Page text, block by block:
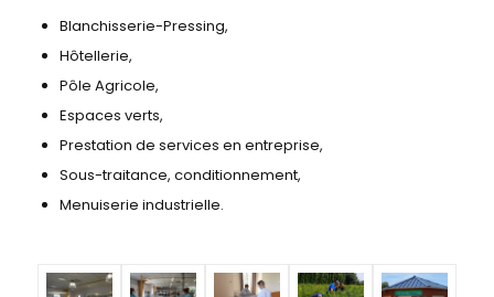
Blanchisserie-Pressing,
Hôtellerie,
Pôle Agricole,
Espaces verts,
Prestation de services en entreprise,
Sous-traitance, conditionnement,
Menuiserie industrielle.